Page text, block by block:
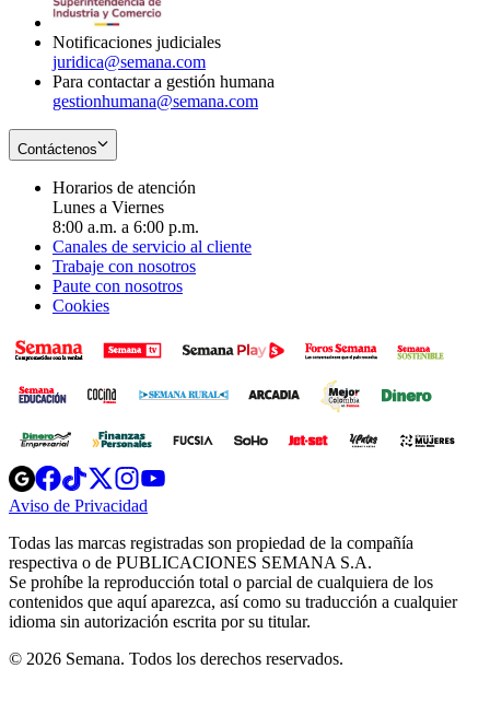
Notificaciones judiciales
juridica@semana.com
Para contactar a gestión humana
gestionhumana@semana.com
Contáctenos
Horarios de atención
Lunes a Viernes
8:00 a.m. a 6:00 p.m.
Canales de servicio al cliente
Trabaje con nosotros
Paute con nosotros
Cookies
Opens
in
new
Opens
in
new
Opens
in
new
window
Opens
new
windowwindow
Aviso de Privacidad
new
window
Todas las marcas registradas son propiedad de la compañía
respectiva o de PUBLICACIONES SEMANA S.A.
Se prohíbe la reproducción total o parcial de cualquiera de los
contenidos que aquí aparezca, así como su traducción a cualquier
idioma sin autorización escrita por su titular.
© 2026 Semana. Todos los derechos reservados.